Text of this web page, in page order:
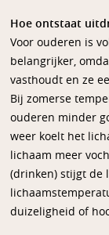
Hoe ontstaat
Voor ouderen is
belangrijker,
vasthoudt en ze
Bij zomerse
ouderen minder
weer koelt het
lichaam meer
(drinken) stijgt de
duizeligheid of